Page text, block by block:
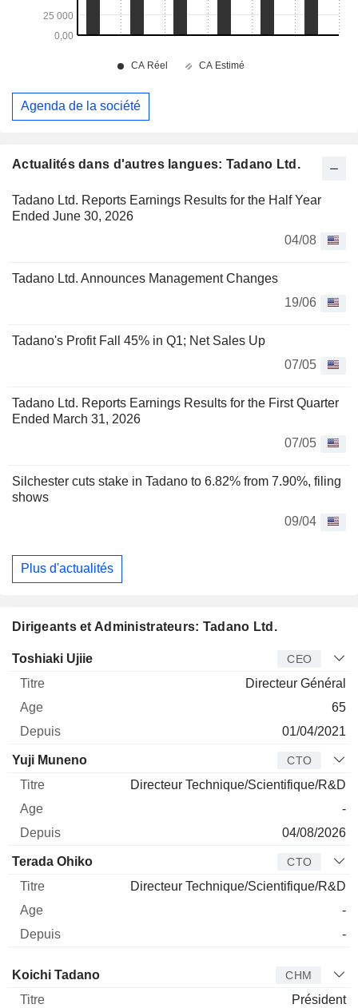
Actualités dans d'autres langues: Tadano Ltd.
Tadano Ltd. Reports Earnings Results for the Half Year
Ended June 30, 2026
04/08
Tadano Ltd. Announces Management Changes
19/06
Tadano's Profit Fall 45% in Q1; Net Sales Up
07/05
Tadano Ltd. Reports Earnings Results for the First Quarter
Ended March 31, 2026
07/05
Silchester cuts stake in Tadano to 6.82% from 7.90%, filing
shows
09/04
Plus d'actualités
Dirigeants et Administrateurs: Tadano Ltd.
Dirigeant Titre
Toshiaki Ujiie CEO
Directeur Général
65
01/04/2021
Yuji Muneno CTO
Directeur Technique/Scientifique/R&D
-
04/08/2026
Terada Ohiko CTO
Directeur Technique/Scientifique/R&D
-
-
Administrateur
Koichi Tadano CHM
Président
Agenda de la société